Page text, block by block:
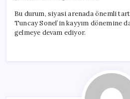
Bu durum, siyasi arenada önemli
Tuncay Sonel’in kayyım dönemine
gelmeye devam ediyor.